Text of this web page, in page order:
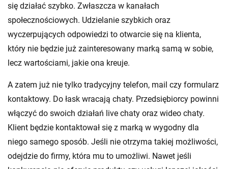
się działać szybko. Zwłaszcza w kanałach
społecznościowych. Udzielanie szybkich oraz
wyczerpujących odpowiedzi to otwarcie się na klienta,
który nie będzie już zainteresowany marką samą w sobie,
lecz wartościami, jakie ona kreuje.
A zatem już nie tylko tradycyjny telefon, mail czy formularz
kontaktowy. Do łask wracają chaty. Przedsiębiorcy powinni
włączyć do swoich działań live chaty oraz wideo chaty.
Klient będzie kontaktował się z marką w wygodny dla
niego samego sposób. Jeśli nie otrzyma takiej możliwości,
odejdzie do firmy, która mu to umożliwi. Nawet jeśli